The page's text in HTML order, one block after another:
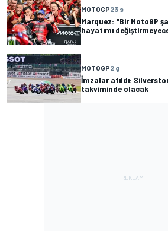
MOTOGP23 s
Marquez: "Bir MotoGP
hayatımı
MOTOGP2 g
İmzalar atıldı:
takviminde olacak